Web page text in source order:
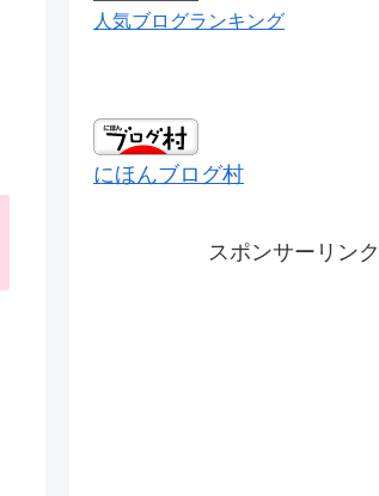
人気ブログランキング
にほんブログ村
スポンサーリンク